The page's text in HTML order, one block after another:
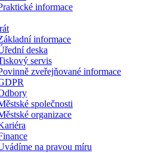
informace
informace
deska
servis
zveřejňované informace
společnosti
organizace
na pravou míru